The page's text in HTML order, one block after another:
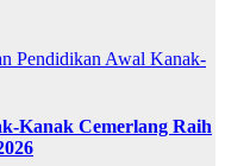
Pendidikan Awal Kanak-
Kanak Cemerlang Raih